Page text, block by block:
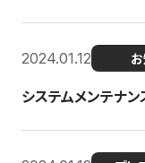
2024.01.12
システムメンテナ